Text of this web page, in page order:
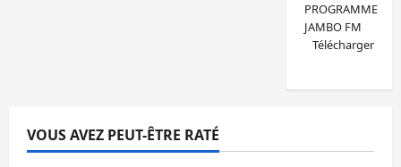
PROGRAMME
JAMBO FM
Télécharger
VOUS AVEZ PEUT-ÊTRE RATÉ